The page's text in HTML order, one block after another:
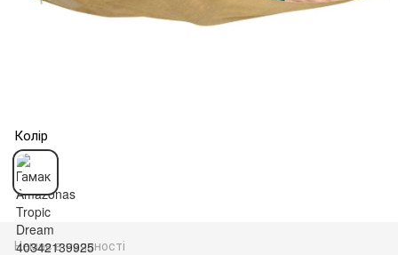
Колір
Немає в наявності